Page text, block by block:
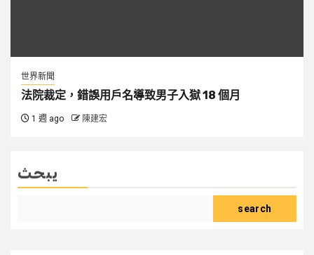
世界新聞
法院裁定，錯誤用戶名導致男子入獄 18 個月
1 週 ago 陳建宏
يبحث
search